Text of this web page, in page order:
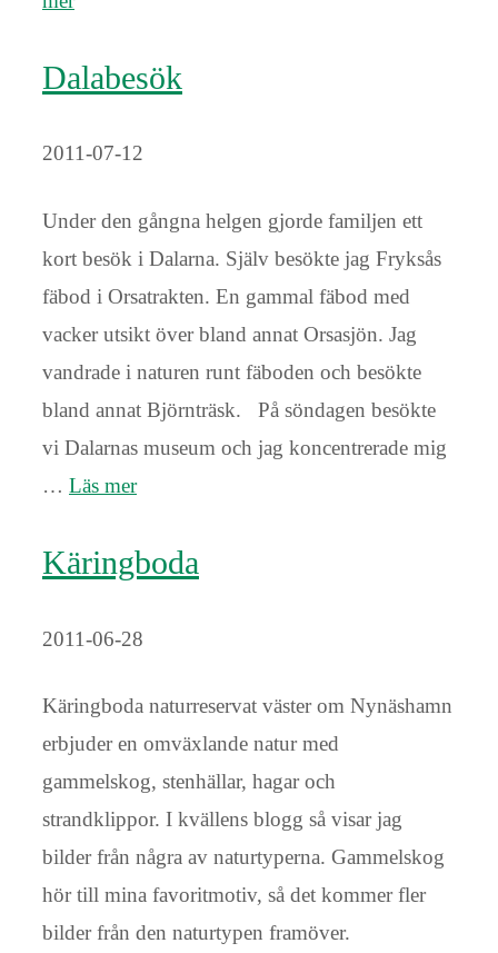
Dalabesök
2011-07-12
Under den gångna helgen gjorde familjen ett
kort besök i Dalarna. Själv besökte jag Fryksås
fäbod i Orsatrakten. En gammal fäbod med
vacker utsikt över bland annat Orsasjön. Jag
vandrade i naturen runt fäboden och besökte
bland annat Björnträsk. På söndagen besökte
vi Dalarnas museum och jag koncentrerade mig
… Läs mer
Käringboda
2011-06-28
Käringboda naturreservat väster om Nynäshamn
erbjuder en omväxlande natur med
gammelskog, stenhällar, hagar och
strandklippor. I kvällens blogg så visar jag
bilder från några av naturtyperna. Gammelskog
hör till mina favoritmotiv, så det kommer fler
bilder från den naturtypen framöver.